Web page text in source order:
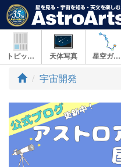
トピックス 天体写真 星空ガイド
ト
プ
宇宙開発